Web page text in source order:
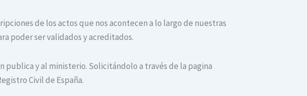
de los actos que nos acontecen a lo largo de nuestras
poder ser validados y acreditados.
y al ministerio. Solicitándolo a través de la pagina
Civil de España.